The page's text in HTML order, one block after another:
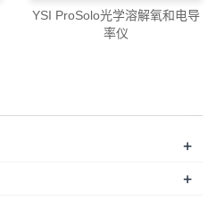
YSI ProSolo光学溶解氧和电导
率仪
+
+